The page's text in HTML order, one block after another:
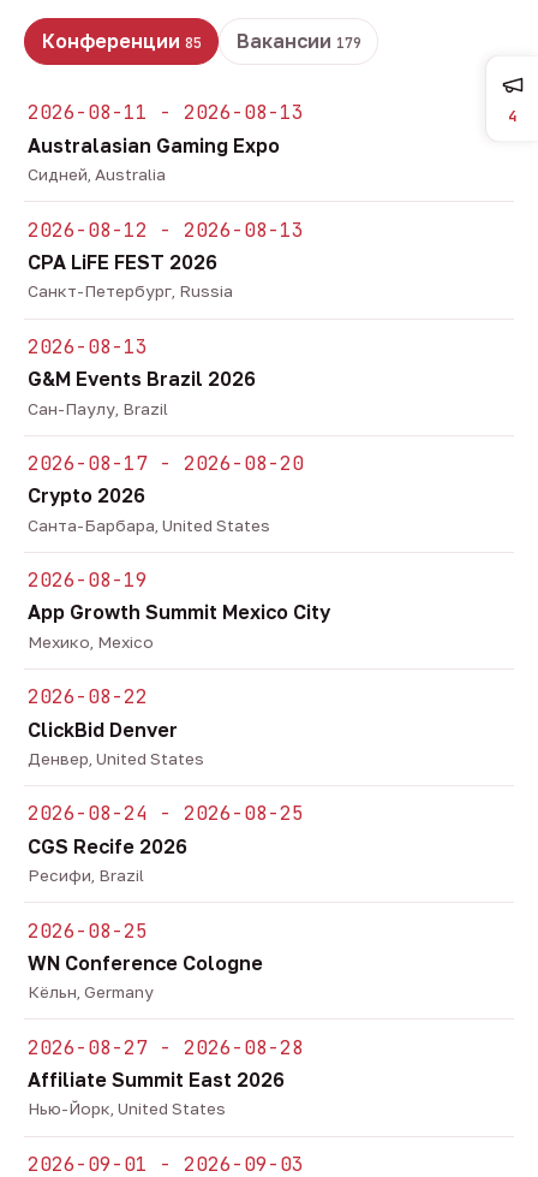
Конференции 85 Вакансии 179
2026-08-11 - 2026-08-13
Australasian Gaming Expo
Сидней, Australia
2026-08-12 - 2026-08-13
CPA LiFE FEST 2026
Санкт-Петербург, Russia
2026-08-13
G&M Events Brazil 2026
Сан-Паулу, Brazil
2026-08-17 - 2026-08-20
Crypto 2026
Санта-Барбара, United States
2026-08-19
App Growth Summit Mexico City
Мехико, Mexico
2026-08-22
ClickBid Denver
Денвер, United States
2026-08-24 - 2026-08-25
CGS Recife 2026
Ресифи, Brazil
2026-08-25
WN Conference Cologne
Кёльн, Germany
2026-08-27 - 2026-08-28
Affiliate Summit East 2026
Нью-Йорк, United States
2026-09-01 - 2026-09-03
4